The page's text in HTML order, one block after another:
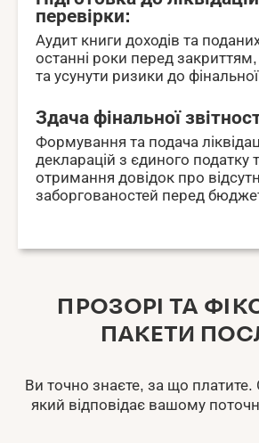
перевірки:
Аудит книги доходів та поданих
останні роки перед
та усунути ризики до
Здача фінальної
Формування та подача
декларацій з єдиного податку
отримання довідок про
заборгованостей перед
ПРОЗОРІ ТА
ПАКЕТИ
Ви точно знаєте, за що платите.
який відповідає вашому